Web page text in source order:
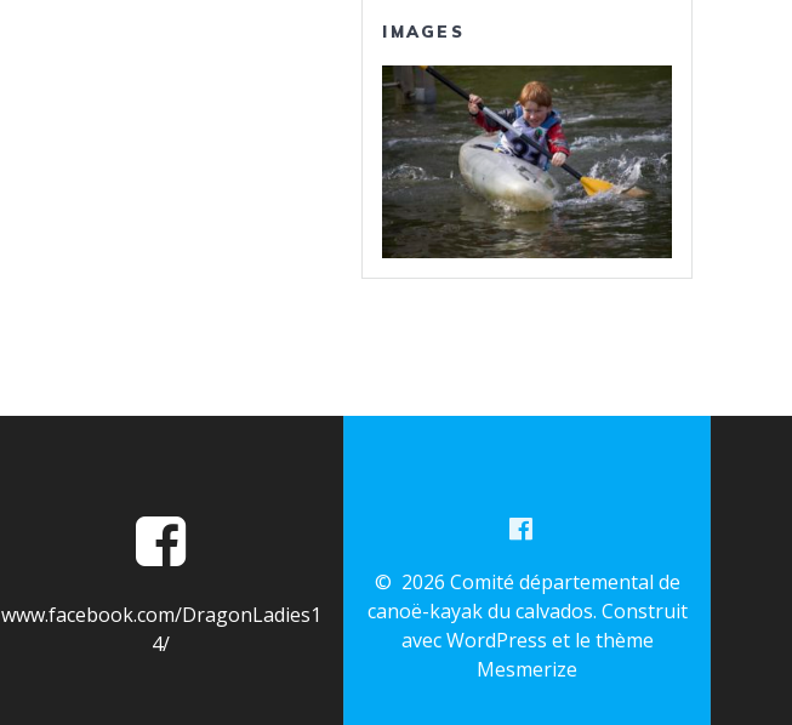
IMAGES
www.facebook.com/DragonLadies1
4/
© 2026 Comité départemental de
canoë-kayak du calvados. Construit
avec WordPress et le thème
Mesmerize